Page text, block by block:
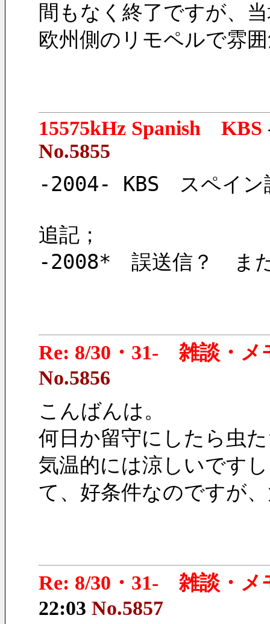
間もなく終了ですが、
欧州側のリモペルで雰
15575kHz Spanish KBS
No.5855
-2004- KBS　スペイ
追記；
-2008*　誤送信？　ま
Re: 8/30・31- 雑談・メ
No.5856
こんばんは。
何日か留守にしたら虫
気温的には涼しいです
て、好条件なのですが
Re: 8/30・31- 雑談・メ
22:03 No.5857